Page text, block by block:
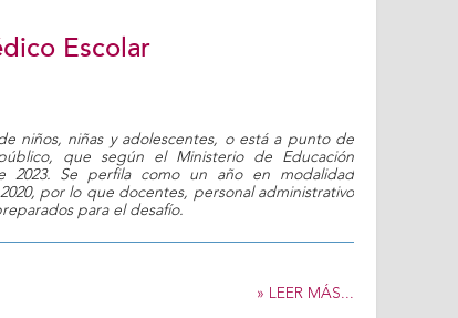
Escolar
niños, niñas y adolescentes, o está a punto de
que según el Ministerio de Educación
2023. Se perfila como un año en modalidad
por lo que docentes, personal administrativo
para el desafío.
» LEER MÁS...